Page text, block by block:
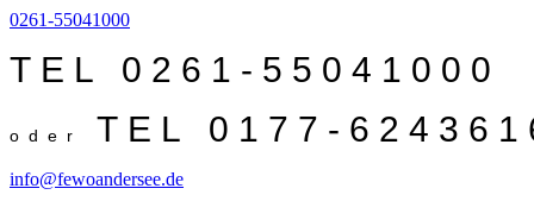
0261-55041000
TEL 0261-55041000
oder TEL 0177-
info@fewoandersee.de